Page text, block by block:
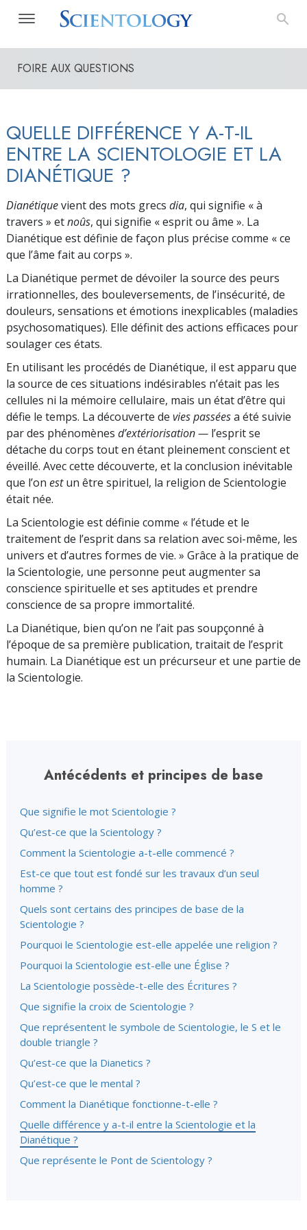
FOIRE AUX QUESTIONS
QUELLE DIFFÉRENCE Y A-T-IL
ENTRE LA SCIENTOLOGIE ET LA
DIANÉTIQUE ?
Dianétiquevient des mots grecs dia, qui signifie « à
travers » etnoûs, qui signifie « esprit ou âme ». La
Dianétique est définie de façon plus précise comme « ce
que l’âme fait au corps ».
La Dianétique permet de dévoiler la source des peurs
irrationnelles, des bouleversements, de l’insécurité, de
douleurs, sensations et émotions inexplicables (maladies
psychosomatiques). Elle définit des actions efficaces pour
soulager ces états.
En utilisant les procédés de Dianétique, il est apparu que
la source de ces situations indésirables n’était pas les
cellules ni la mémoire cellulaire, mais un état d’être qui
défie le temps. La découverte de vies passéesa été suivie
par des phénomènes d’extériorisation— l’esprit se
détache du corps tout en étant pleinement conscient et
éveillé. Avec cette découverte, et la conclusion inévitable
que l’on estun être spirituel, la religion de Scientologie
était née.
La Scientologie est définie comme « l’étude et le
traitement de l’esprit dans sa relation avec soi-même, les
univers et d’autres formes de vie. » Grâce à la pratique de
la Scientologie, une personne peut augmenter sa
conscience spirituelle et ses aptitudes et prendre
conscience de sa propre immortalité.
La Dianétique, bien qu’on ne l’ait pas soupçonné à
l’époque de sa première publication, traitait de l’esprit
humain. La Dianétique est un précurseur et une partie de
la Scientologie.
Antécédents et principes de base
Que signifie le mot Scientologie ?
Qu’est-ce que la Scientology ?
Comment la Scientologie a-t-elle commencé ?
Est-ce que tout est fondé sur les travaux d’un seul
homme ?
Quels sont certains des principes de base de la
Scientologie ?
Pourquoi le Scientologie est-elle appelée une religion ?
Pourquoi la Scientologie est-elle une Église ?
La Scientologie possède-t-elle des Écritures ?
Que signifie la croix de Scientologie ?
Que représentent le symbole de Scientologie, le S et le
double triangle ?
Qu’est-ce que la Dianetics ?
Qu’est-ce que le mental ?
Comment la Dianétique fonctionne-t-elle ?
Quelle différence y a-t-il entre la Scientologie et la
Dianétique ?
Que représente le Pont de Scientology ?